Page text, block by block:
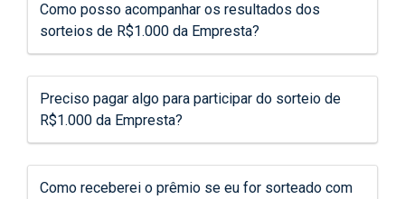
Como posso acompanhar os resultados dos
sorteios de R$1.000 da Empresta?
Preciso pagar algo para participar do sorteio de
R$1.000 da Empresta?
Como receberei o prêmio se eu for sorteado com